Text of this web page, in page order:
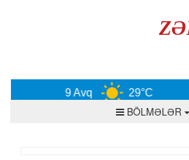
9 Avq 29°C
BÖLMƏLƏR